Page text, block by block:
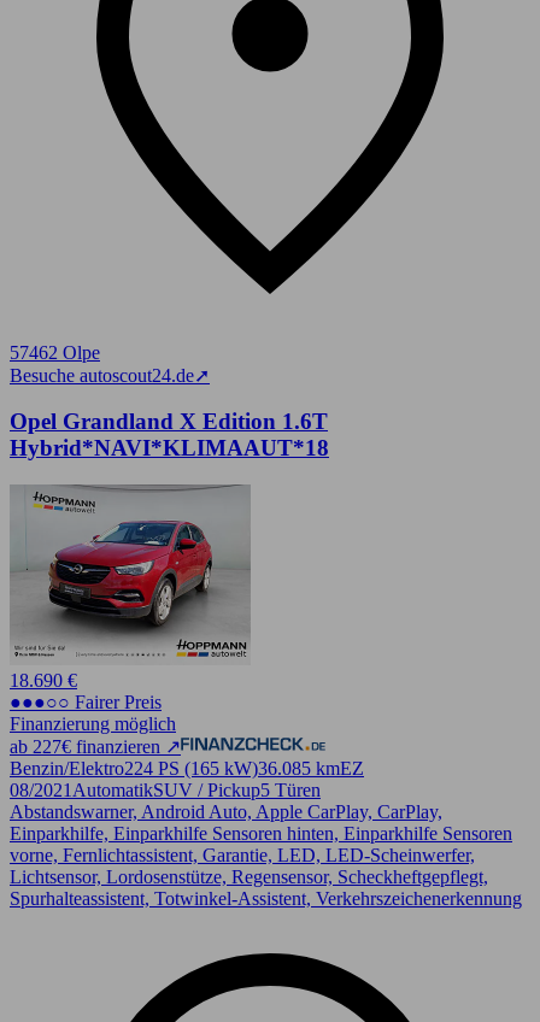
57462 Olpe
Besuche autoscout24.de➚
Opel Grandland X Edition 1.6T
Hybrid*NAVI*KLIMAAUT*18
18.690 €
●●●○○ Fairer Preis
Finanzierung möglich
ab 227€ finanzieren ↗
Benzin/Elektro224 PS (165 kW)36.085 kmEZ
08/2021 AutomatikSUV / Pickup5 Türen
Abstandswarner, Android Auto, Apple CarPlay, CarPlay,
Einparkhilfe, Einparkhilfe Sensoren hinten, Einparkhilfe Sensoren
vorne, Fernlichtassistent, Garantie, LED, LED-Scheinwerfer,
Lichtsensor, Lordosenstütze, Regensensor, Scheckheftgepflegt,
Spurhalteassistent, Totwinkel-Assistent, Verkehrszeichenerkennung